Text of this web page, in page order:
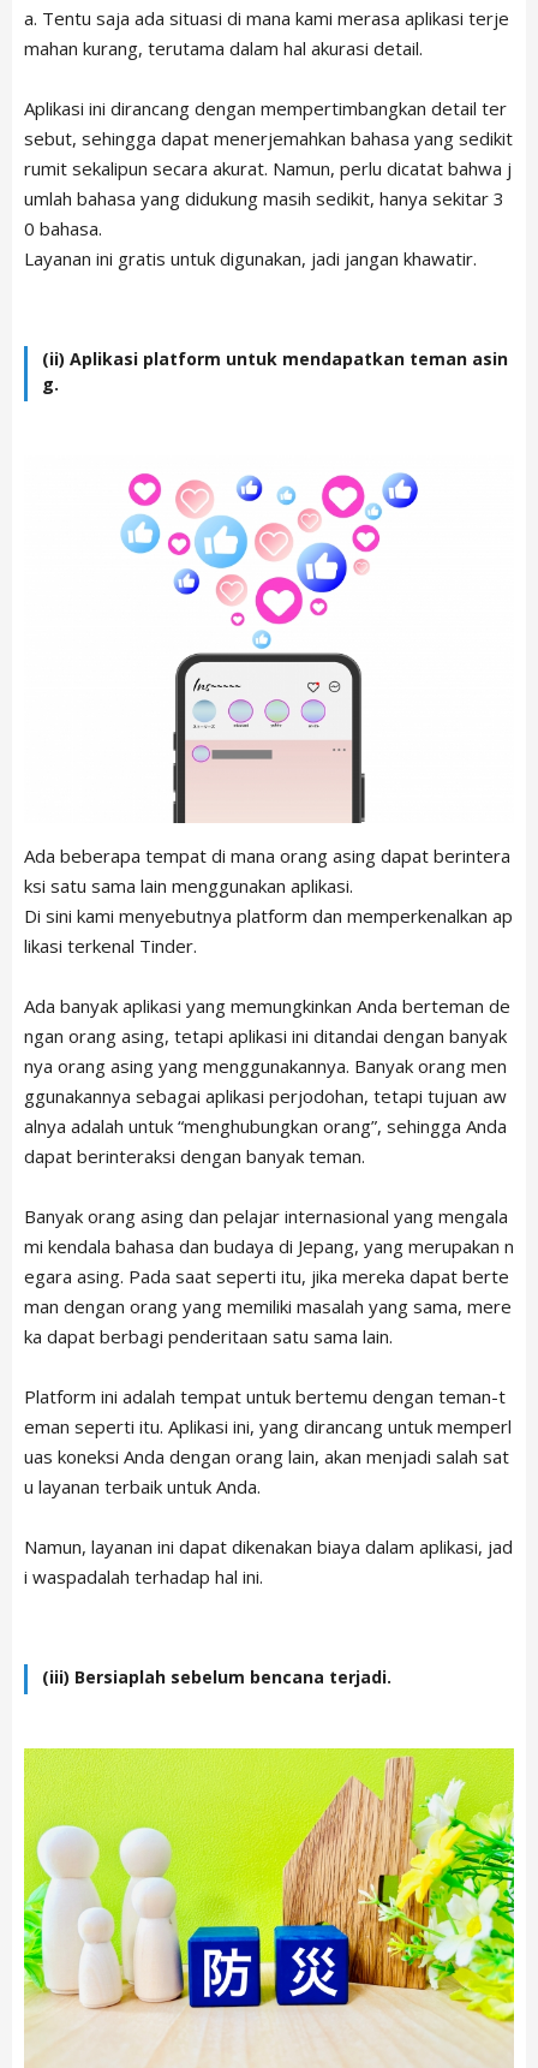
a. Tentu saja ada situasi di mana kami merasa aplikasi terje
mahan kurang, terutama dalam hal akurasi detail.
Aplikasi ini dirancang dengan mempertimbangkan detail ter
sebut, sehingga dapat menerjemahkan bahasa yang sedikit
rumit sekalipun secara akurat. Namun, perlu dicatat bahwa j
umlah bahasa yang didukung masih sedikit, hanya sekitar 3
0 bahasa.
Layanan ini gratis untuk digunakan, jadi jangan khawatir.
(ii) Aplikasi platform untuk mendapatkan teman asin
g.
Ada beberapa tempat di mana orang asing dapat berintera
ksi satu sama lain menggunakan aplikasi.
Di sini kami menyebutnya platform dan memperkenalkan ap
likasi terkenal Tinder.
Ada banyak aplikasi yang memungkinkan Anda berteman de
ngan orang asing, tetapi aplikasi ini ditandai dengan banyak
nya orang asing yang menggunakannya. Banyak orang men
ggunakannya sebagai aplikasi perjodohan, tetapi tujuan aw
alnya adalah untuk “menghubungkan orang”, sehingga Anda
dapat berinteraksi dengan banyak teman.
Banyak orang asing dan pelajar internasional yang mengala
mi kendala bahasa dan budaya di Jepang, yang merupakan n
egara asing. Pada saat seperti itu, jika mereka dapat berte
man dengan orang yang memiliki masalah yang sama, mere
ka dapat berbagi penderitaan satu sama lain.
Platform ini adalah tempat untuk bertemu dengan teman-t
eman seperti itu. Aplikasi ini, yang dirancang untuk memperl
uas koneksi Anda dengan orang lain, akan menjadi salah sat
u layanan terbaik untuk Anda.
Namun, layanan ini dapat dikenakan biaya dalam aplikasi, jad
i waspadalah terhadap hal ini.
(iii) Bersiaplah sebelum bencana terjadi.
日本語
English
中文简体
Español
Indonesian
Português
Français
ARTICLE LIST
LIVING
NEWS